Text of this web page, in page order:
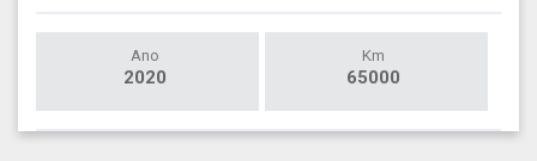
Ano
2020
Km
65000